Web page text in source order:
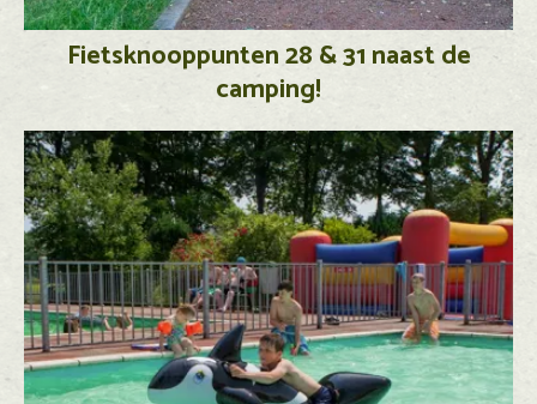
Fietsknooppunten 28 & 31 naast de
camping!